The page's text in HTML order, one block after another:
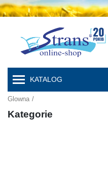
KATALOG
Glowna /
Kategorie